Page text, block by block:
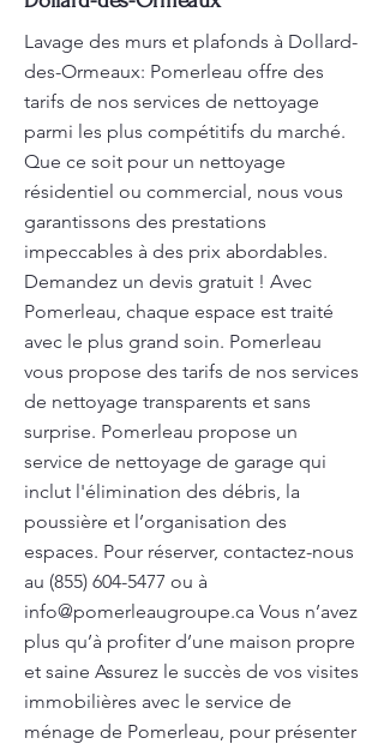
Lavage des murs et plafonds à Dollard-
des-Ormeaux: Pomerleau offre des
tarifs de nos services de nettoyage
parmi les plus compétitifs du marché.
Que ce soit pour un nettoyage
résidentiel ou commercial, nous vous
garantissons des prestations
impeccables à des prix abordables.
Demandez un devis gratuit ! Avec
Pomerleau, chaque espace est traité
avec le plus grand soin. Pomerleau
vous propose des tarifs de nos services
de nettoyage transparents et sans
surprise. Pomerleau propose un
service de nettoyage de garage qui
inclut l'élimination des débris, la
poussière et l’organisation des
espaces. Pour réserver, contactez-nous
au (855) 604-5477 ou à
info@pomerleaugroupe.ca Vous n’avez
plus qu’à profiter d’une maison propre
et saine Assurez le succès de vos visites
immobilières avec le service de
ménage de Pomerleau, pour présenter